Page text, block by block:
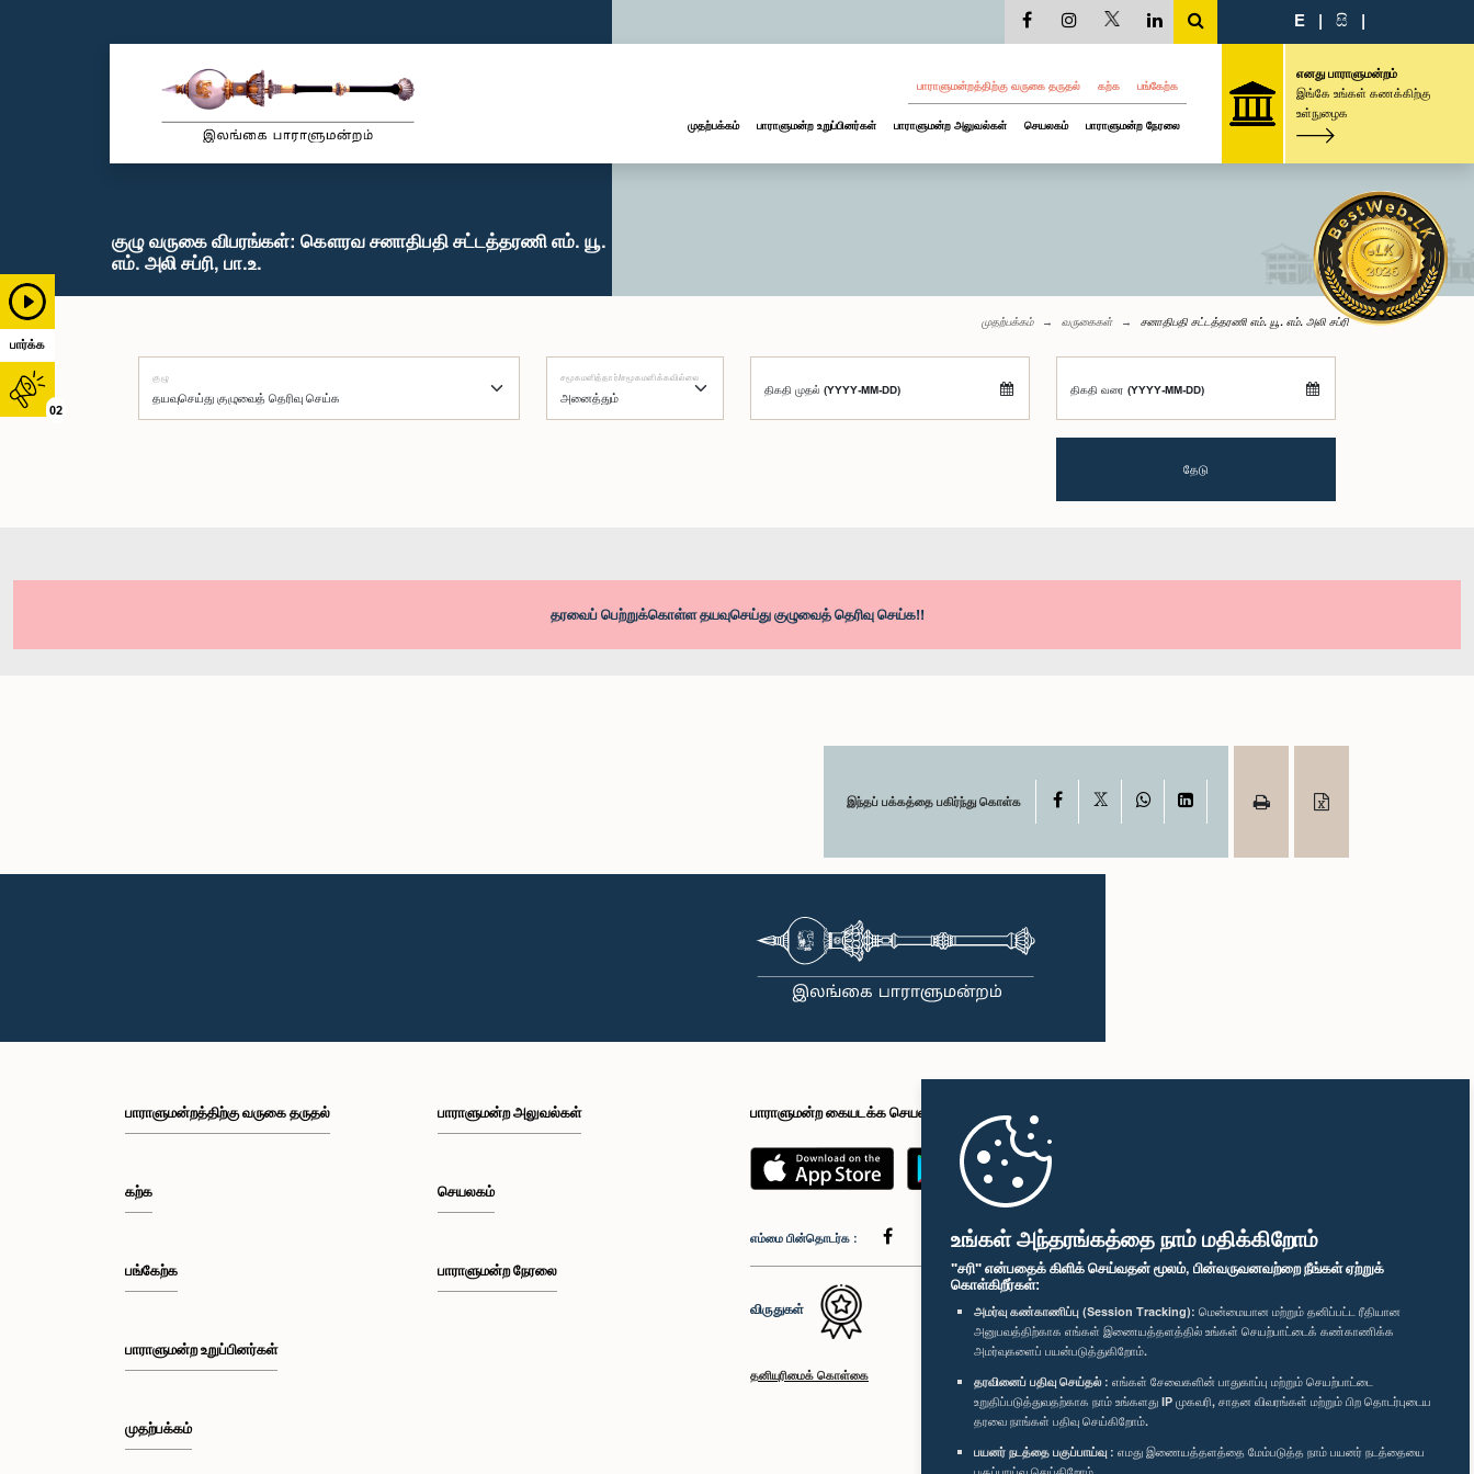
உங்கள் அந்தரங்கத்தை நாம் மதிக்கிறோம்
"சரி" என்பதைக் கிளிக் செய்வதன் மூலம், பின்வருவனவற்றை நீங்கள் ஏற்றுக்
கொள்கிறீர்கள்:
அமர்வு கண்காணிப்பு (Session Tracking): மென்மையான மற்றும் தனிப்பட்ட ரீதியான
அனுபவத்திற்காக எங்கள் இணையத்தளத்தில் உங்கள் செயற்பாட்டைக் கண்காணிக்க
அமர்வுகளைப் பயன்படுத்துகிறோம்.
தரவினைப் பதிவு செய்தல் : எங்கள் சேவைகளின் பாதுகாப்பு மற்றும் செயற்பாட்டை
உறுதிப்படுத்துவதற்காக நாம் உங்களது IP முகவரி, சாதன விவரங்கள் மற்றும் பிற தொடர்புடைய
தரவை நாங்கள் பதிவு செய்கிறோம்.
பயனர் நடத்தை பகுப்பாய்வு : எமது இணையத்தளத்தை மேம்படுத்த நாம் பயனர் நடத்தையை
பார்க்க
02
E | සි |
பாராளுமன்றத்திற்கு வருகை தருதல் கற்க பங்கேற்க
முதற்பக்கம் பாராளுமன்ற உறுப்பினர்கள் பாராளுமன்ற அலுவல்கள் செயலகம் பாராளுமன்ற நேரலை
எனது பாராளுமன்றம்
இங்கே உங்கள் கணக்கிற்கு
உள்நுழைக
குழு வருகை விபரங்கள்: கௌரவ சனாதிபதி சட்டத்தரணி எம். யூ.
எம். அலி சப்ரி, பா.உ.
முதற்பக்கம் வருகைகள் சனாதிபதி சட்டத்தரணி எம். யூ. எம். அலி சப்ரி
குழு சமூகமளித்தார்/சமூகமளிக்கவில்லை
திகதி முதல் (YYYY-MM-DD) திகதி வரை (YYYY-MM-DD)
தேடு
தரவைப் பெற்றுக்கொள்ள தயவுசெய்து குழுவைத் தெரிவு செய்க!!
இந்தப் பக்கத்தை பகிர்ந்து கொள்க Facebook WhatsAppLinkedIn
பாராளுமன்றத்திற்கு வருகை தருதல்
கற்க
பங்கேற்க
பாராளுமன்ற உறுப்பினர்கள்
முதற்பக்கம்
பாராளுமன்ற அலுவல்கள்
செயலகம்
பாராளுமன்ற நேரலை
பாராளுமன்ற கையடக்க செயலி
எம்மை பின்தொடர்க :
விருதுகள்
தனியுரிமைக் கொள்கை